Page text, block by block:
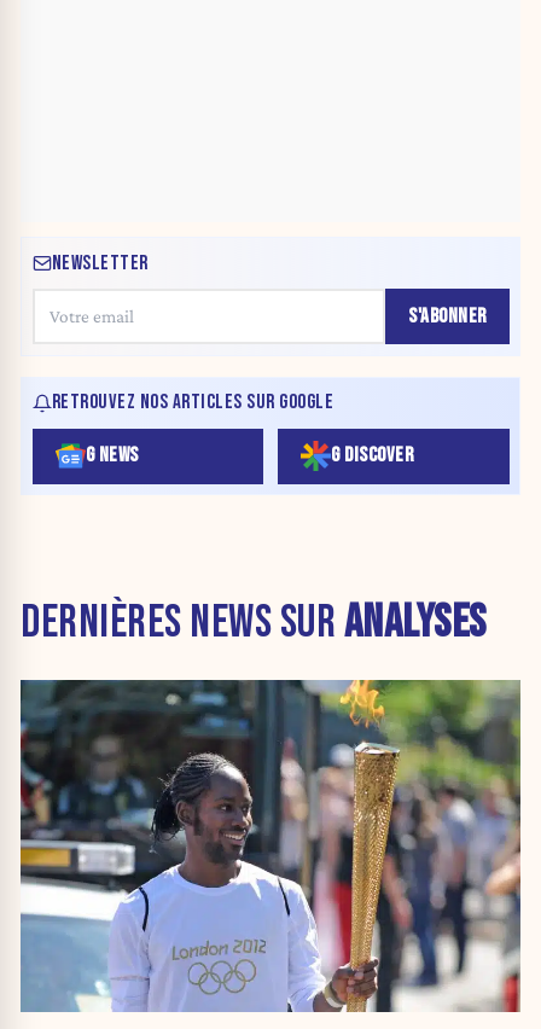
NEWSLETTER
S'ABONNER
RETROUVEZ NOS ARTICLES SUR GOOGLE
G NEWS G DISCOVER
DERNIÈRES NEWS SURANALYSES